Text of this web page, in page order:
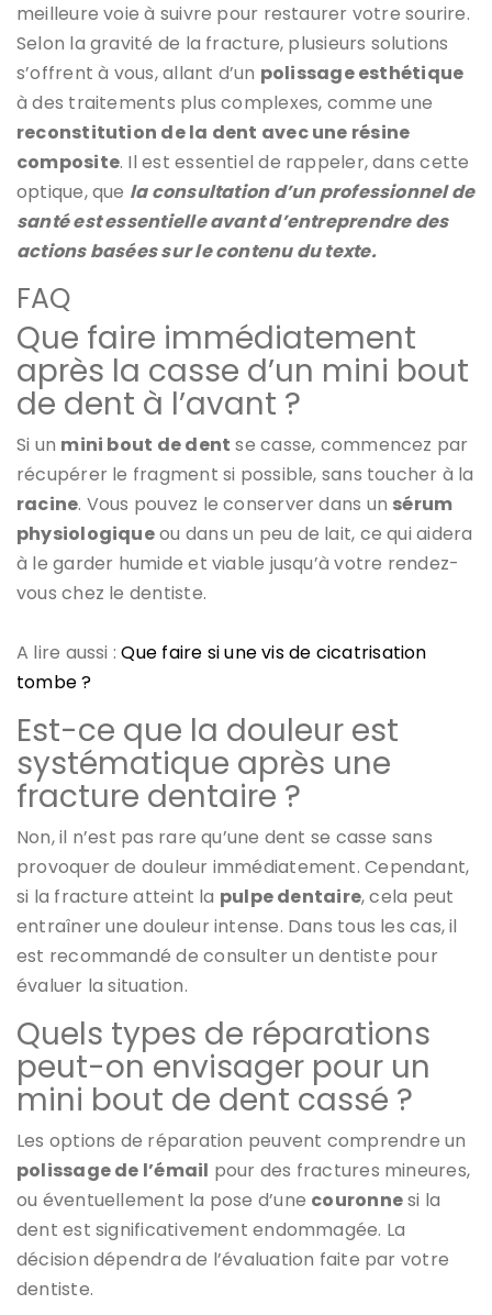
meilleure voie à suivre pour restaurer votre sourire.
Selon la gravité de la fracture, plusieurs solutions
s’offrent à vous, allant d’un polissage esthétique
à des traitements plus complexes, comme une
reconstitution de la dent avec une résine
composite. Il est essentiel de rappeler, dans cette
optique, que la consultation d’un professionnel de
santé est essentielle avant d’entreprendre des
actions basées sur le contenu du texte.
FAQ
Que faire immédiatement
après la casse d’un mini bout
de dent à l’avant ?
Si un mini bout de dent se casse, commencez par
récupérer le fragment si possible, sans toucher à la
racine. Vous pouvez le conserver dans un sérum
physiologiqueou dans un peu de lait, ce qui aidera
à le garder humide et viable jusqu’à votre rendez-
vous chez le dentiste.
A lire aussi :Que faire si une vis de cicatrisation
tombe ?
Est-ce que la douleur est
systématique après une
fracture dentaire ?
Non, il n’est pas rare qu’une dent se casse sans
provoquer de douleur immédiatement. Cependant,
si la fracture atteint la pulpe dentaire, cela peut
entraîner une douleur intense. Dans tous les cas, il
est recommandé de consulter un dentiste pour
évaluer la situation.
Quels types de réparations
peut-on envisager pour un
mini bout de dent cassé ?
Les options de réparation peuvent comprendre un
polissage de l’émail pour des fractures mineures,
ou éventuellement la pose d’une couronnesi la
dent est significativement endommagée. La
décision dépendra de l’évaluation faite par votre
dentiste.